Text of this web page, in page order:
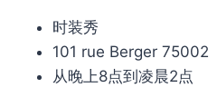
时装秀
101 rue Berger 75002
从晚上8点到凌晨2点